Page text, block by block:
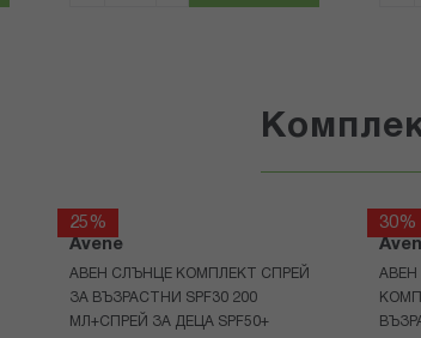
25%
Avene
АВЕН СЛЪНЦЕ КОМПЛЕКТ СПРЕЙ
ЗА ВЪЗРАСТНИ SPF30 200
МЛ+СПРЕЙ ЗА ДЕЦА SPF50+
30%
АВЕН